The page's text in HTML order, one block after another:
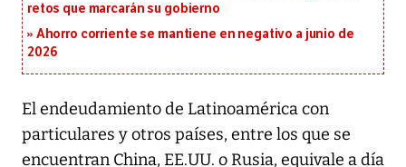
retos que marcarán su gobierno
Ahorro corriente se mantiene en negativo a junio de
2026
El endeudamiento de Latinoamérica con
particulares y otros países, entre los que se
encuentran China, EE.UU. o Rusia, equivale a día